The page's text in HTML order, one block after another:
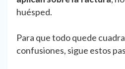
huésped.
Para que todo quede
confusiones, sigue estos